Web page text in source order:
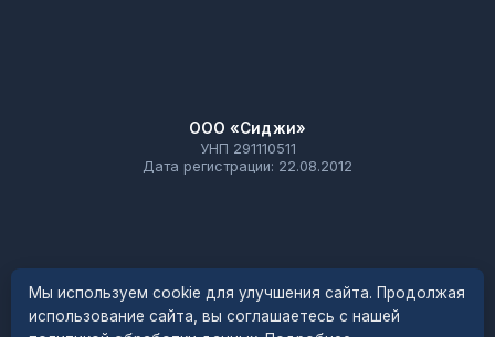
Мы используем cookie для улучшения сайта. Продолжая
использование сайта, вы соглашаетесь с нашей
ООО «Сиджи»
УНП 291110511
Дата регистрации: 22.08.2012